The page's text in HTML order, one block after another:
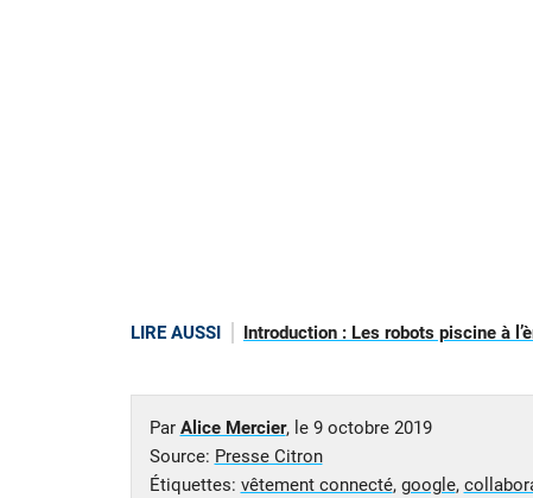
LIRE AUSSI Introduction : Les robots piscine à
Par Alice Mercier, le 9 octobre 2019
Source: Presse Citron
Étiquettes: vêtement connecté, google,